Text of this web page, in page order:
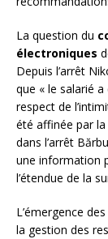
La question du
électroniques
Depuis l’arrêt
que « le salarié
respect de
été affinée par la
dans l’arrêt
une information
l’étendue de la
L’émergence des
la gestion des